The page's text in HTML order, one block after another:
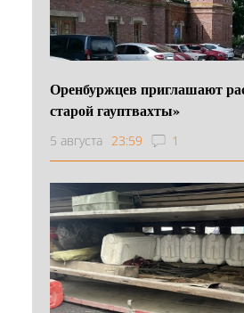
Оренбуржцев приглашают
старой гауптвахты»
5 августа 23:59 1